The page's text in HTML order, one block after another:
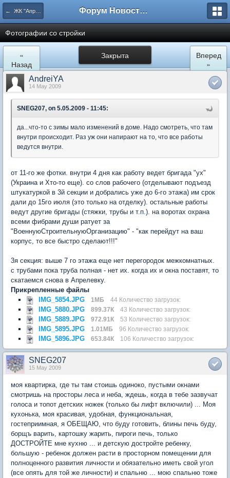
← ЖК "Апрелевский". Архив. Форум Новостройки
Фотографии со стройки
Закрыта
«
Назад
Вперед
»
AndreiYA
14 May 2009
SNEG207, on 5.05.2009 - 11:45:
да...что-то с зимы мало изменений в доме. Надо смотреть, что там
внутри происходит. Раз уж они напирают на то, что все работы
ведутся внутри.
от 11-го же фотки. внутри 4 дня как работу ведет бригада "ух"
(Украина и Хто-то еще). со слов рабочего (отделывают подъезд
штукатуркой в 3й секции и добрались уже до 6-го этажа) им срок
дали до 15го июля (это только на отделку). остальные работы
ведут другие бригады (стяжки, трубы и т.п.). на воротах охрана
всеми фибрами души ратует за
"ВоеннуюСтроительнуюОрганизацию" - "как перейдут на ваш
корпус, то все быстро сделают!!!"
3я секция: выше 7 го этажа еще нет перегородок межкомнатных.
с трубами пока труба полная - нет их. когда их и окна поставят, то
скатаемся снова в Апрелевку.
Прикрепленные файлы
IMG_5854.JPG
1МБ 44 Количество загрузок:
IMG_5880.JPG 899.37К 43 Количество загрузок:
IMG_5889.JPG 972.91К 53 Количество загрузок:
IMG_5895.JPG 1.01МБ 96 Количество загрузок:
IMG_5896.JPG 653.84К 106 Количество загрузок:
SNEG207
15 May 2009
моя квартирка, где ты там стоишь одиноко, пустыми окнами
смотришь на просторы леса и неба, ждешь, когда в тебе зазвучат
голоса и топот детских ножек (только бы лифт включили) ... Моя
кухонька, моя красивая, удобная, функциональная,
гостеприимная, я ОБЕЩАЮ, что буду готовить, блины печь буду,
борщъ варить, картошку жарить, пироги печь, только
ДОСТРОЙТЕ мне кухню ... и детскую достройте ребенку,
большую - ребенок должен расти в просторном помещении для
полноценного развития личности и обязательно иметь свой угол
(все опять для той же личности) и спальню ... мою спальню тоже